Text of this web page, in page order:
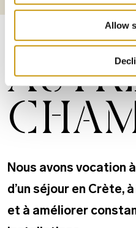
Allow
Nous avons vocation
d’un séjour en Crète,
et à améliorer